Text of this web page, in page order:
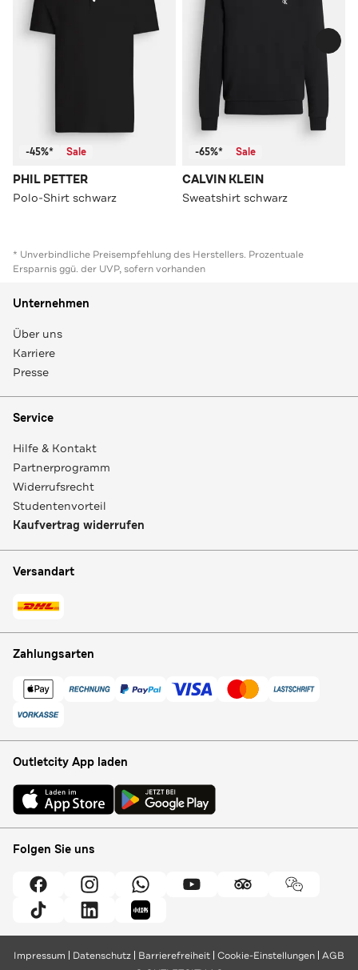
-45%* Sale
PHIL PETTER
Polo-Shirt schwarz
-65%* Sale
CALVIN KLEIN
Sweatshirt schwarz
* Unverbindliche Preisempfehlung des Herstellers. Prozentuale
Ersparnis ggü. der UVP, sofern vorhanden
Unternehmen
Über uns
Karriere
Presse
Service
Hilfe & Kontakt
Partnerprogramm
Widerrufsrecht
Studentenvorteil
Kaufvertrag widerrufen
Versandart
Zahlungsarten
Outletcity App laden
Folgen Sie uns
Impressum Datenschutz Barrierefreiheit Cookie-Einstellungen AGB